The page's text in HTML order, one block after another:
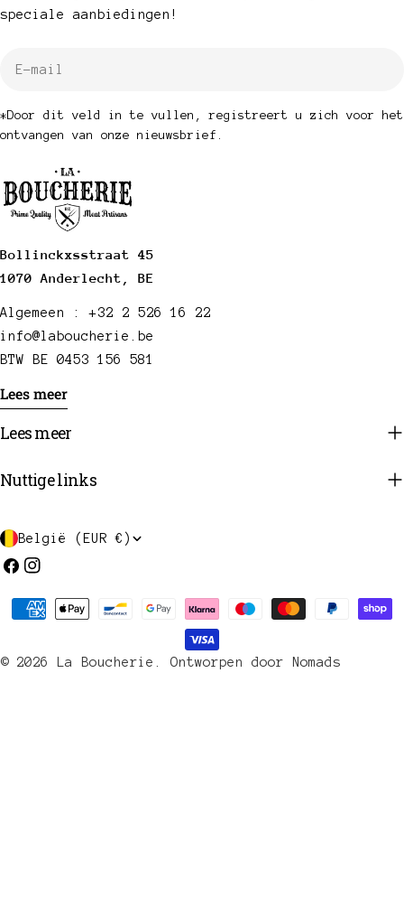
Bollinckxsstraat 45
1070 Anderlecht, BE
Algemeen : +32 2 526 16 22
info@laboucherie.be
BTW BE 0453 156 581
Lees meer
Lees meer
Nuttige links
speciale aanbiedingen!
*Door dit veld in te vullen, registreert u zich voor het
ontvangen van onze nieuwsbrief.
L
a
n
/
België (EUR €)
Facebook
Instagram
© 2026 La Boucherie . Ontworpen door Nomads
Betaalmethoden